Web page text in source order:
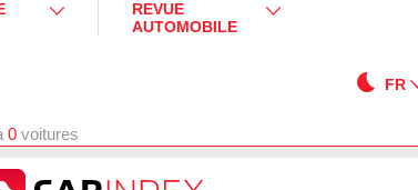
REVUE
AUTOMOBILE
FR
0 voitures